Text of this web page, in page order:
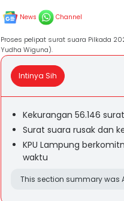
News Channel
Proses pelipat surat suara Pilkada
Yudha Wiguna).
Intinya Sih
Kekurangan 56.146
Surat suara rusak dan
KPU Lampung
waktu
This section summary was